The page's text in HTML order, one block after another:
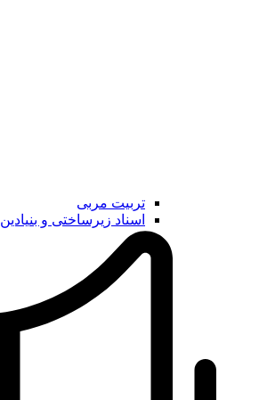
تربیت مربی
اسناد زیرساختی و بنیادین